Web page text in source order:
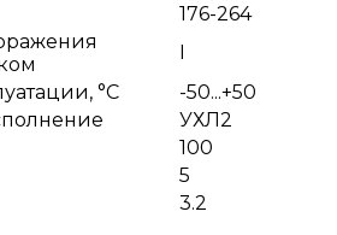
176-264
I
°С
-50...+50
УХЛ2
100
5
3.2